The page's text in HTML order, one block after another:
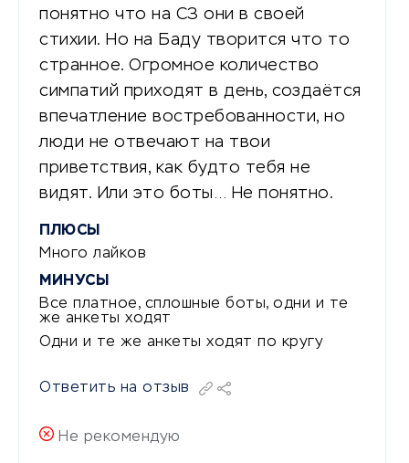
понятно что на СЗ они в своей
стихии. Но на Баду творится что то
странное. Огромное количество
симпатий приходят в день, создаётся
впечатление востребованности, но
люди не отвечают на твои
приветствия, как будто тебя не
видят. Или это боты… Не понятно.
ПЛЮСЫ
Много лайков
МИНУСЫ
Все платное, сплошные боты, одни и те
же анкеты ходят
Одни и те же анкеты ходят по кругу
Ответить на отзыв
Не рекомендую